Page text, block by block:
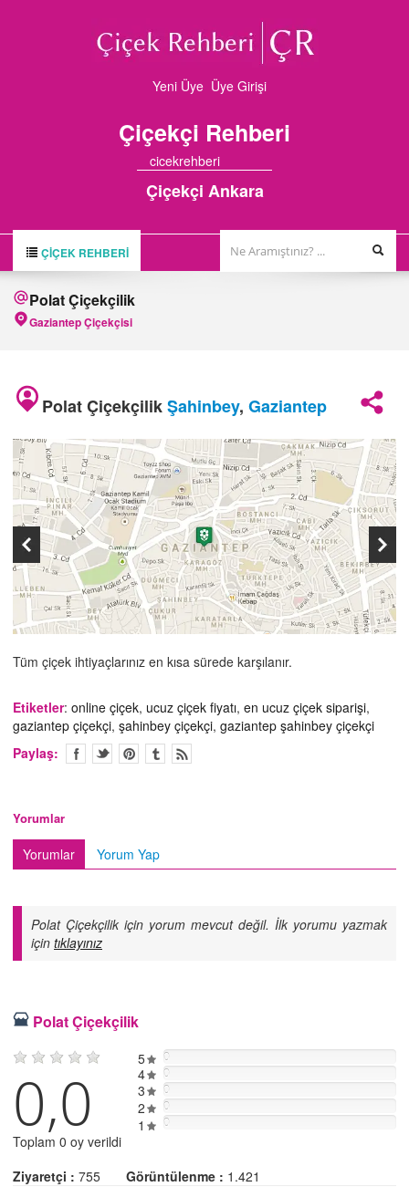
Yeni Üye Üye Girişi
Çiçekçi Rehberi
cicekrehberi
Çiçekçi Ankara
ÇIÇEK REHBERI
ÇİÇEKÇİLER
FİRMA BAŞVURUSU
Polat Çiçekçilik
Gaziantep Çiçekçisi
Polat ÇiçekçilikŞahinbey, Gaziantep
Tüm çiçek ihtiyaçlarınız en kısa sürede karşılanır.
Etiketler: online çiçek, ucuz çiçek fiyatı, en ucuz çiçek siparişi,
gaziantep çiçekçi, şahinbey çiçekçi, gaziantep şahinbey çiçekçi
Paylaş:
Yorumlar
Yorumlar Yorum Yap
Polat Çiçekçilik için yorum mevcut değil. İlk yorumu yazmak
için tıklayınız
Polat Çiçekçilik
0,0
Toplam 0 oy verildi
5 0
4 0
3 0
2 0
1 0
Ziyaretçi : 755 Görüntülenme : 1.421